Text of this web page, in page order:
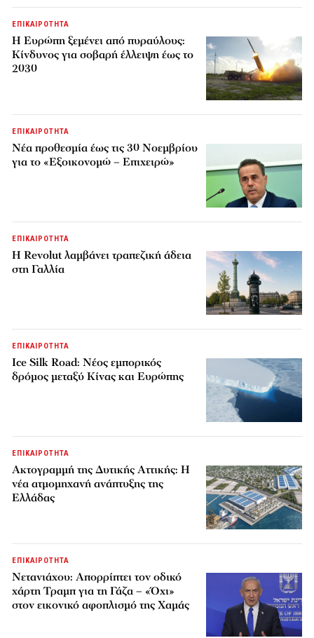
ΕΠΙΚΑΙΡΟΤΗΤΑ
H Ευρώπη ξεμένει από πυραύλους:
Κίνδυνος για σοβαρή έλλειψη έως το
2030
ΕΠΙΚΑΙΡΟΤΗΤΑ
Νέα προθεσμία έως τις 30 Νοεμβρίου
για το «Εξοικονομώ – Επιχειρώ»
ΕΠΙΚΑΙΡΟΤΗΤΑ
Η Revolut λαμβάνει τραπεζική άδεια
στη Γαλλία
ΕΠΙΚΑΙΡΟΤΗΤΑ
Ice Silk Road: Nέος εμπορικός
δρόμος μεταξύ Κίνας και Ευρώπης
ΕΠΙΚΑΙΡΟΤΗΤΑ
Ακτογραμμή της Δυτικής Αττικής: Η
νέα ατμομηχανή ανάπτυξης της
Ελλάδας
ΕΠΙΚΑΙΡΟΤΗΤΑ
Νετανιάχου: Απορρίπτει τον οδικό
χάρτη Τραμπ για τη Γάζα – «Όχι»
στον εικονικό αφοπλισμό της Χαμάς